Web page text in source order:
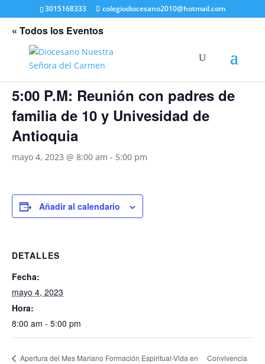
3015168333 colegiodiocesano2010@hotmail.com
« Todos los Eventos
Este evento ha pasado.
5:00 P.M: Reunión con padres de
familia de 10 y Univesidad de
Antioquia
mayo 4, 2023 @ 8:00 am - 5:00 pm
Añadir al calendario
DETALLES
Fecha:
mayo 4, 2023
Hora:
8:00 am - 5:00 pm
Apertura del Mes Mariano Formación Espiritual-Vida en
Convivencia